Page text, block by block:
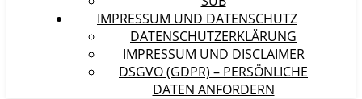
IMPRESSUM UND DATENSCHUTZ
DATENSCHUTZERKLÄRUNG
IMPRESSUM UND DISCLAIMER
DSGVO (GDPR) – PERSÖNLICHE
DATEN ANFORDERN